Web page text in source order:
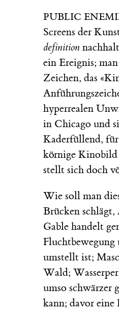
PUBLIC
Screens der
definition
ein Ereignis;
Zeichen, das
hyperrealen
in Chicago und
Kaderfüllend,
körnige Kinobild
stellt sich doch
Wie soll man
Brücken schlägt,
Gable handelt
Fluchtbewegung
umstellt ist;
Wald;
umso schwärzer
kann; davor eine